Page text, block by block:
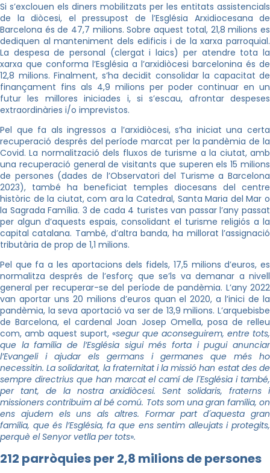
Si s’exclouen els diners mobilitzats per les entitats assistencials
de la diòcesi, el pressupost de l’Església Arxidiocesana de
Barcelona és de 47,7 milions. Sobre aquest total, 21,8 milions es
dediquen al manteniment dels edificis i de la xarxa parroquial.
La despesa de personal (clergat i laics) per atendre tota la
xarxa que conforma l’Església a l’arxidiòcesi barcelonina és de
12,8 milions. Finalment, s’ha decidit consolidar la capacitat de
finançament fins als 4,9 milions per poder continuar en un
futur les millores iniciades i, si s’escau, afrontar despeses
extraordinàries i/o imprevistos.
Pel que fa als ingressos a l’arxidiòcesi, s’ha iniciat una certa
recuperació després del període marcat per la pandèmia de la
Covid. La normalització dels fluxos de turisme a la ciutat, amb
una recuperació general de visitants que superen els 15 milions
de persones (dades de l’Observatori del Turisme a Barcelona
2023), també ha beneficiat temples diocesans del centre
històric de la ciutat, com ara la Catedral, Santa Maria del Mar o
la Sagrada Família. 3 de cada 4 turistes van passar l’any passat
per algun d’aquests espais, consolidant el turisme religiós a la
capital catalana. També, d’altra banda, ha millorat l’assignació
tributària de prop de 1,1 milions.
Pel que fa a les aportacions dels fidels, 17,5 milions d’euros, es
normalitza després de l’esforç que se’ls va demanar a nivell
general per recuperar-se del període de pandèmia. L’any 2022
van aportar uns 20 milions d’euros quan el 2020, a l’inici de la
pandèmia, la seva aportació va ser de 13,9 milions. L’arquebisbe
de Barcelona, el cardenal Joan Josep Omella, posa de relleu
com, amb aquest suport, «segur que aconseguirem, entre tots,
que la família de l’Església sigui més forta i pugui anunciar
l’Evangeli i ajudar els germans i germanes que més ho
necessitin. La solidaritat, la fraternitat i la missió han estat des de
sempre directrius que han marcat el camí de l´Església i també,
per tant, de la nostra arxidiòcesi. Sent solidaris, fraterns i
missioners contribuïm al bé comú. Tots som una gran família, on
ens ajudem els uns als altres. Formar part d´aquesta gran
família, que és l’Església, fa que ens sentim alleujats i protegits,
perquè el Senyor vetlla per tots».
212 parròquies per 2,8 milions de persones